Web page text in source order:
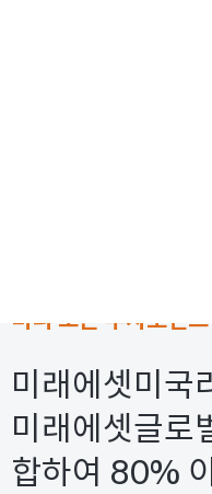
미리 보는 투자포인
미래에셋미국
미래에셋글로
합하여 80%